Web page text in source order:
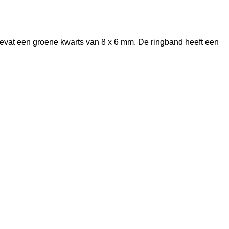
een groene kwarts van 8 x 6 mm. De ringband heeft een